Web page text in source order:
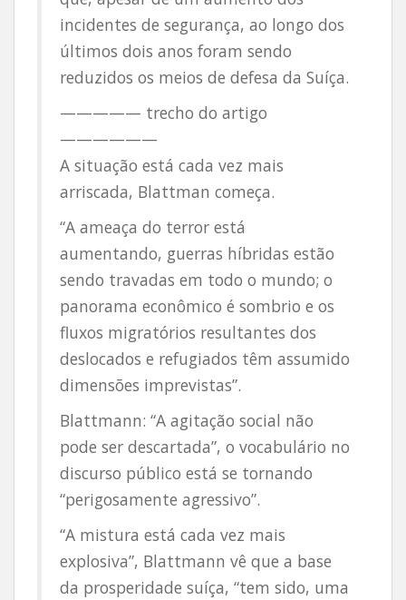
incidentes de segurança, ao longo dos
últimos dois anos foram sendo
reduzidos os meios de defesa da Suíça.
————— trecho do artigo
——————
A situação está cada vez mais
arriscada, Blattman começa.
“A ameaça do terror está
aumentando, guerras híbridas estão
sendo travadas em todo o mundo; o
panorama econômico é sombrio e os
fluxos migratórios resultantes dos
deslocados e refugiados têm assumido
dimensões imprevistas”.
Blattmann: “A agitação social não
pode ser descartada”, o vocabulário no
discurso público está se tornando
“perigosamente agressivo”.
“A mistura está cada vez mais
explosiva”, Blattmann vê que a base
da prosperidade suíça, “tem sido, uma